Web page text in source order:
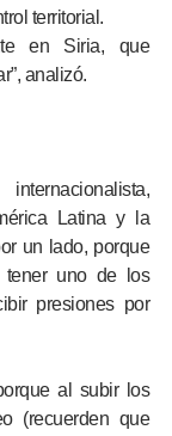
territorial.
en Siria, que
analizó.
Latina y la
un lado, porque
tener uno de los
presiones por
al subir los
(recuerden que